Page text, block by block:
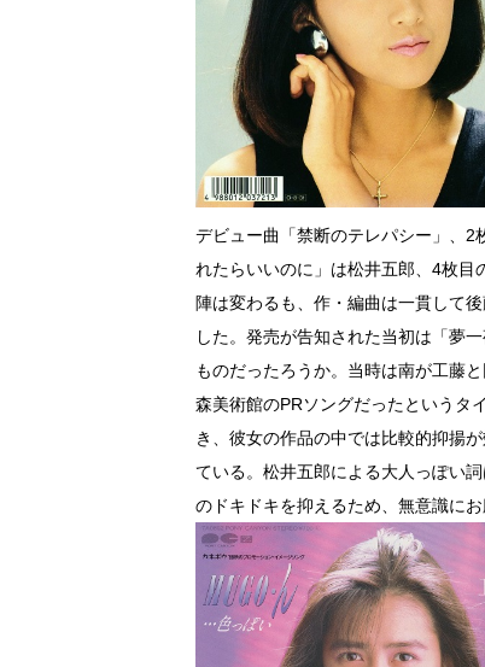
デビュー曲「禁断のテレパシー」、2
れたらいいのに」は松井五郎、4枚
陣は変わるも、作・編曲は一貫して
した。発売が告知された当初は「夢
ものだったろうか。当時は南が工藤
森美術館のPRソングだったというタ
き、彼女の作品の中では比較的抑揚
ている。松井五郎による大人っぽい
のドキドキを抑えるため、無意識に